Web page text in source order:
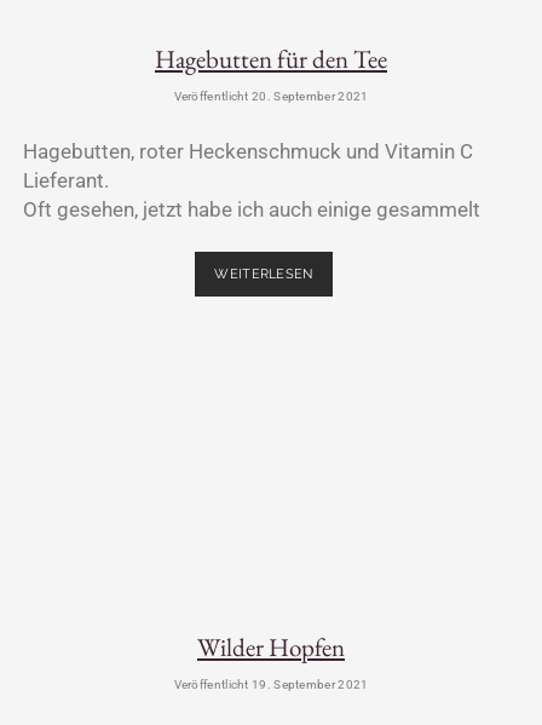
Hagebutten für den Tee
Veröffentlicht 20. September 2021
Hagebutten, roter Heckenschmuck und Vitamin C
Lieferant.
Oft gesehen, jetzt habe ich auch einige gesammelt
WEITERLESEN
Wilder Hopfen
Veröffentlicht 19. September 2021